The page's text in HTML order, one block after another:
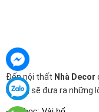
Đến nội thất Nhà Decor
Do đó, sẽ đưa ra những